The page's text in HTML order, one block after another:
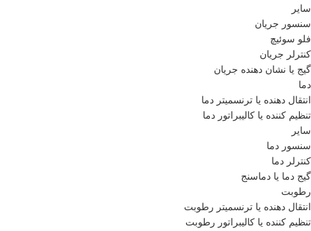
سایر
سنسور جریان
فلو سوئیچ
کنترلر جریان
گیج یا نشان دهنده جریان
دما
انتقال دهنده یا ترنسمیتر دما
تنظیم کننده یا کالیبراتور دما
سایر
سنسور دما
کنترلر دما
گیج دما یا دماسنج
رطوبت
انتقال دهنده یا ترنسمیتر رطوبت
تنظیم کننده یا کالیبراتور رطوبت